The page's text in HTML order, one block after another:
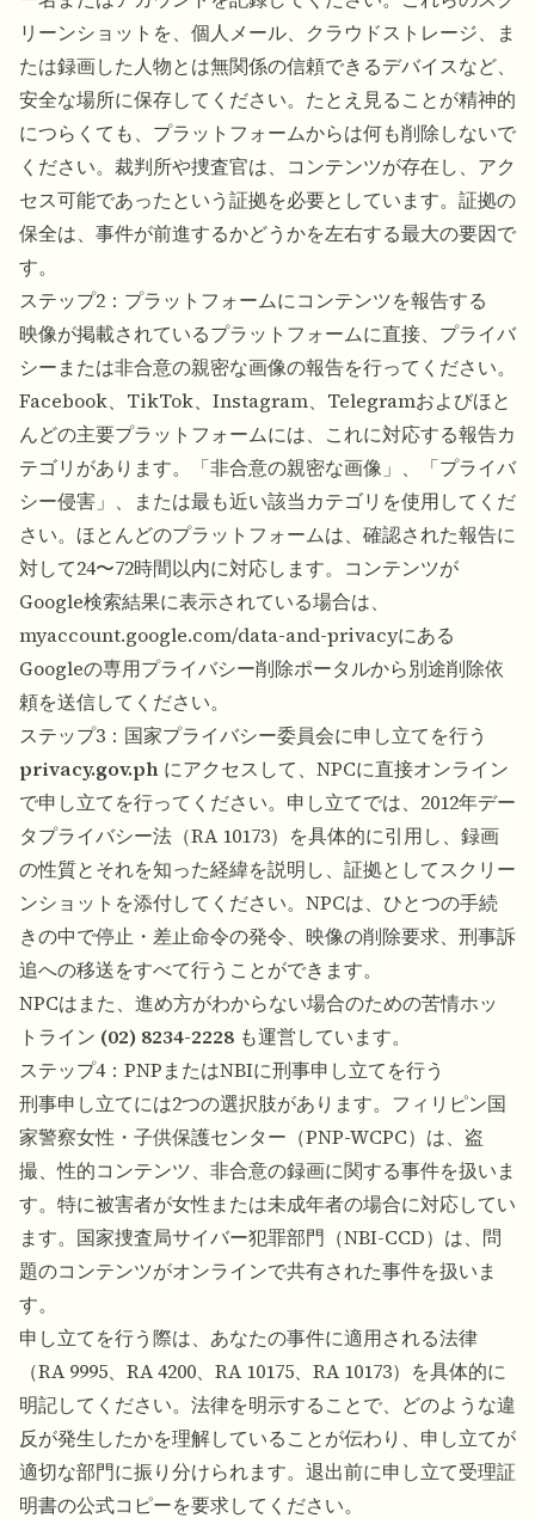
リーンショットを、個人メール、クラウドストレージ、ま
たは録画した人物とは無関係の信頼できるデバイスなど、
安全な場所に保存してください。たとえ見ることが精神的
につらくても、プラットフォームからは何も削除しないで
ください。裁判所や捜査官は、コンテンツが存在し、アク
セス可能であったという証拠を必要としています。証拠の
保全は、事件が前進するかどうかを左右する最大の要因で
す。
ステップ2：プラットフォームにコンテンツを報告する
映像が掲載されているプラットフォームに直接、プライバ
シーまたは非合意の親密な画像の報告を行ってください。
Facebook、TikTok、Instagram、Telegramおよびほと
んどの主要プラットフォームには、これに対応する報告カ
テゴリがあります。「非合意の親密な画像」、「プライバ
シー侵害」、または最も近い該当カテゴリを使用してくだ
さい。ほとんどのプラットフォームは、確認された報告に
対して24〜72時間以内に対応します。コンテンツが
Google検索結果に表示されている場合は、
myaccount.google.com/data-and-privacyにある
Googleの専用プライバシー削除ポータルから別途削除依
頼を送信してください。
ステップ3：国家プライバシー委員会に申し立てを行う
privacy.gov.ph にアクセスして、NPCに直接オンライン
で申し立てを行ってください。申し立てでは、2012年デー
タプライバシー法（RA 10173）を具体的に引用し、録画
の性質とそれを知った経緯を説明し、証拠としてスクリー
ンショットを添付してください。NPCは、ひとつの手続
きの中で停止・差止命令の発令、映像の削除要求、刑事訴
追への移送をすべて行うことができます。
NPCはまた、進め方がわからない場合のための苦情ホッ
トライン (02) 8234-2228 も運営しています。
ステップ4：PNPまたはNBIに刑事申し立てを行う
刑事申し立てには2つの選択肢があります。フィリピン国
家警察女性・子供保護センター（PNP-WCPC）は、盗
撮、性的コンテンツ、非合意の録画に関する事件を扱いま
す。特に被害者が女性または未成年者の場合に対応してい
ます。国家捜査局サイバー犯罪部門（NBI-CCD）は、問
題のコンテンツがオンラインで共有された事件を扱いま
す。
申し立てを行う際は、あなたの事件に適用される法律
（RA 9995、RA 4200、RA 10175、RA 10173）を具体的に
明記してください。法律を明示することで、どのような違
反が発生したかを理解していることが伝わり、申し立てが
適切な部門に振り分けられます。退出前に申し立て受理証
明書の公式コピーを要求してください。